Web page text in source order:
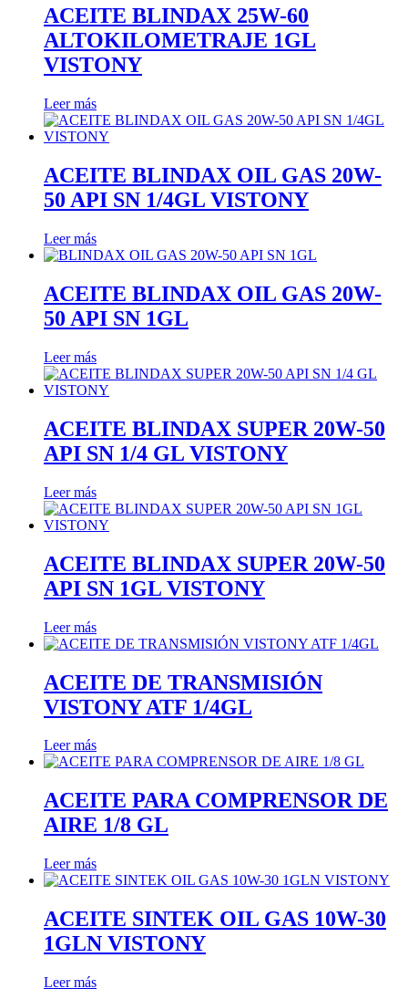
ACEITE BLINDAX 25W-60
ALTOKILOMETRAJE 1GL
VISTONY
Leer más
ACEITE BLINDAX OIL GAS 20W-
50 API SN 1/4GL VISTONY
Leer más
ACEITE BLINDAX OIL GAS 20W-
50 API SN 1GL
Leer más
ACEITE BLINDAX SUPER 20W-50
API SN 1/4 GL VISTONY
Leer más
ACEITE BLINDAX SUPER 20W-50
API SN 1GL VISTONY
Leer más
ACEITE DE TRANSMISIÓN
VISTONY ATF 1/4GL
Leer más
ACEITE PARA COMPRENSOR DE
AIRE 1/8 GL
Leer más
ACEITE SINTEK OIL GAS 10W-30
1GLN VISTONY
Leer más